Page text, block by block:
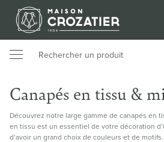
Canapés en tissu &
Découvrez notre large gamme de canapés en
en tissu est un essentiel de votre décoration
d’avoir un grand choix de couleurs et de